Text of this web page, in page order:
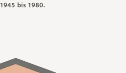
1945 bis 1980.